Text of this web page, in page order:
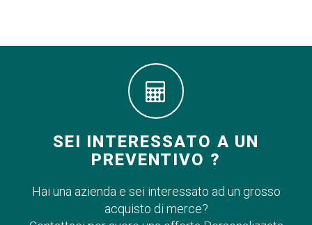
SEI INTERESSATO A UN
PREVENTIVO ?
Hai una azienda e sei interessato ad un grosso
acquisto di merce?